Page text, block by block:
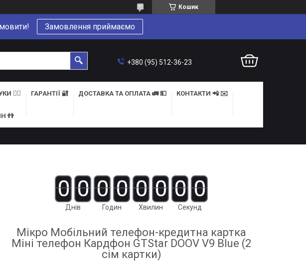
Кошик
Замовлення приймаємо
+380 (95) 512-36-23
👍🏻 ГАРАНТІЇ 🔐 ДОСТАВКА ТА ОПЛАТА 🚛 💵 КОНТАКТИ 📲 ✉️
👬
0 0
Днів
0 0
Годин
0 0
Хвилин
0 0
Секунд
Мікро Мобільний телефон-кредитна картка
Міні телефон Кардфон GTStar DOOV V9 Blue (2
сім картки)